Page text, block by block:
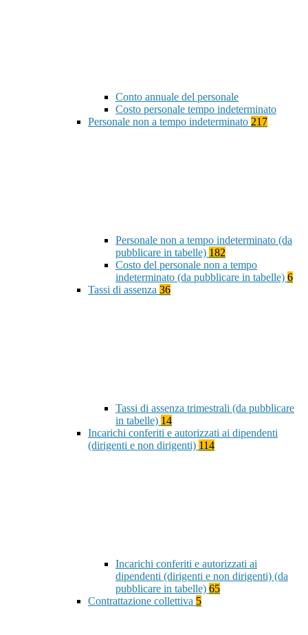
Conto annuale del personale
Costo personale tempo indeterminato
Personale non a tempo indeterminato 217
Personale non a tempo indeterminato (da
pubblicare in tabelle) 182
Costo del personale non a tempo
indeterminato (da pubblicare in tabelle) 6
Tassi di assenza 36
Tassi di assenza trimestrali (da pubblicare
in tabelle) 14
Incarichi conferiti e autorizzati ai dipendenti
(dirigenti e non dirigenti) 114
Incarichi conferiti e autorizzati ai
dipendenti (dirigenti e non dirigenti) (da
pubblicare in tabelle) 65
Contrattazione collettiva 5